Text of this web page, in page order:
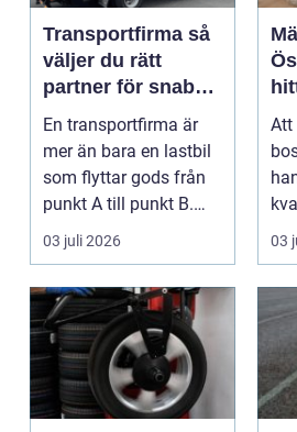
Transportfirma så
väljer du rätt
partner för snabba
och trygga
leveranser
En transportfirma är
mer än bara en lastbil
som flyttar gods från
punkt A till punkt B.
Rätt partner...
03 juli 2026
Att
03